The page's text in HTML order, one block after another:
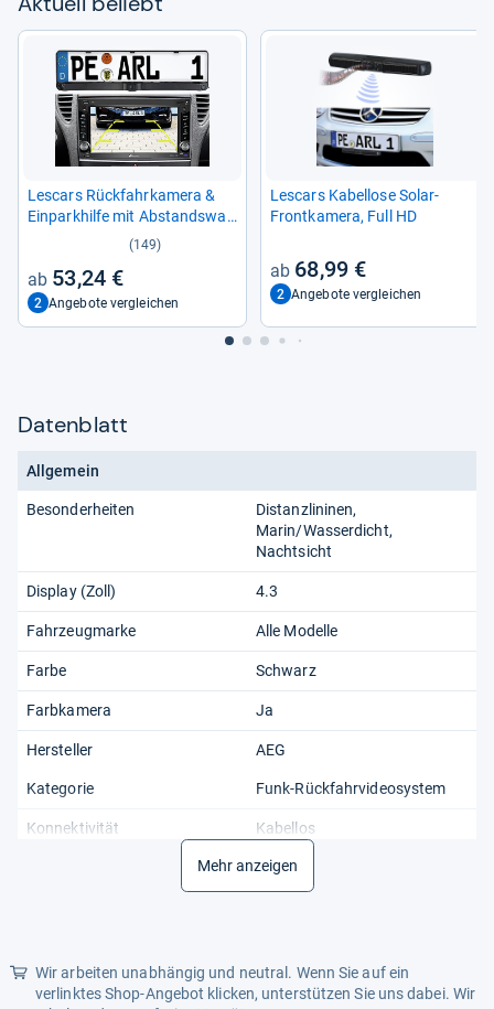
Les­cars Rück­fahr­ka­mera &
Ein­park­hilfe mit Abstands­war­
(149)
53,24 €
2 Angebote vergleichen
Les­cars Kabel­lose Solar-​
Front­ka­mera, Full HD
68,99 €
2 Angebote vergleichen
Datenblatt
Allgemein
Besonderheiten
Distanzlininen,
Marin/Wasserdicht,
Nachtsicht
Display (Zoll) 4.3
Fahrzeugmarke Alle Modelle
Farbe Schwarz
Farbkamera Ja
Hersteller AEG
Kategorie Funk-Rückfahrvideosystem
Konnektivität Kabellos
RV 4.3
Mehr anzeigen
Wir arbeiten unabhängig und neutral. Wenn Sie auf ein
verlinktes Shop-Angebot klicken, unterstützen Sie uns dabei. Wir